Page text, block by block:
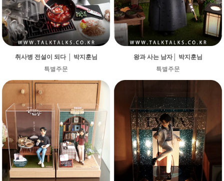
취사병 전설이 되다 │ 박지훈님
특별주문
왕과 사는 남자│ 박지훈님
특별주문